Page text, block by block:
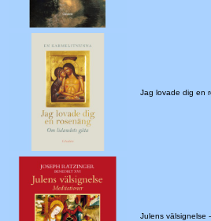
Jag lovade dig en
Julens välsignelse